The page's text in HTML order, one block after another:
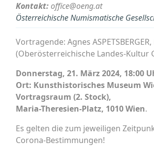
Kontakt:office@oeng.at
Österreichische Numismatische
Vortragende: Agnes
(Oberösterreichische Landes-Kultur
Donnerstag, 21. März 2024, 18:00
Ort: Kunsthistorisches Museum
Vortragsraum (2. Stock),
Maria-Theresien-Platz, 1010 Wien.
Es gelten die zum jeweiligen
Corona-Bestimmungen!